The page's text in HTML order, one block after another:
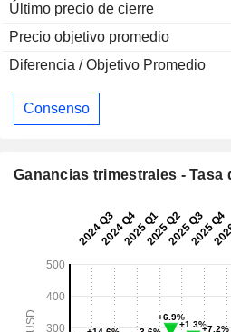
Último precio de cierre
Precio objetivo promedio
Diferencia / Objetivo Promedio
Consenso
Ganancias trimestrales - Tasa